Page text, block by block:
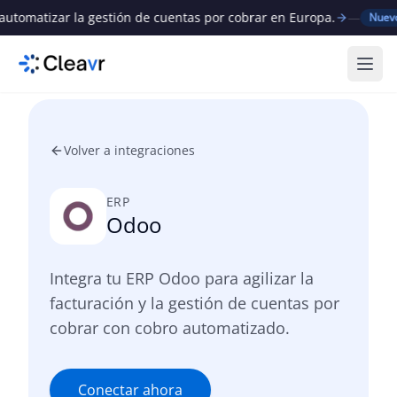
la gestión de cuentas por cobrar en Europa. — Nuevo
Volver a integraciones
ERP
Odoo
Integra tu ERP Odoo para agilizar la
facturación y la gestión de cuentas por
cobrar con cobro automatizado.
Conectar ahora